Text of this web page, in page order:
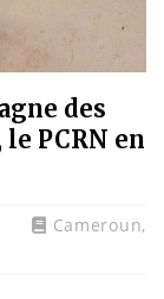
des
PCRN en
Cameroun,